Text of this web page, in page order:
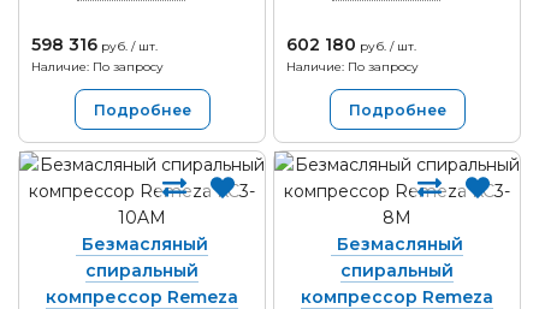
598 316 руб. / шт.
Наличие: По запросу
Подробнее
602 180 руб. / шт.
Наличие: По запросу
Подробнее
Безмасляный
спиральный
компрессор Remeza
Безмасляный
спиральный
компрессор Remeza